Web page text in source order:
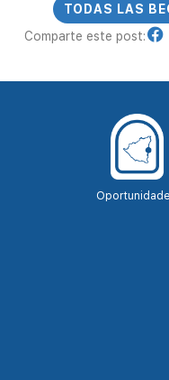
TODAS LAS
Comparte este post: